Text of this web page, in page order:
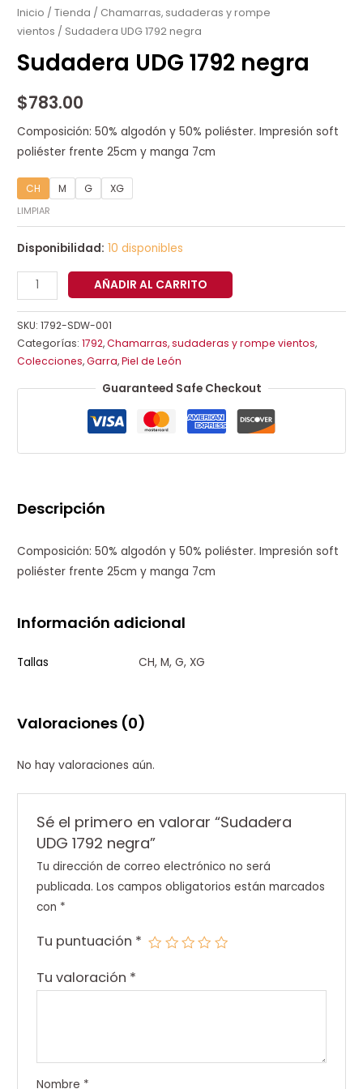
Inicio /Tienda / Chamarras, sudaderas y rompe
vientos / Sudadera UDG 1792 negra
Sudadera UDG 1792 negra
$783.00
Composición: 50% algodón y 50% poliéster. Impresión soft
poliéster frente 25cm y manga 7cm
CH M G XG
LIMPIAR
Disponibilidad: 10 disponibles
1792
negra
cantidad
AÑADIR AL CARRITO
SKU:1792-SDW-001
Categorías:1792,Chamarras, sudaderas y rompe vientos,
Colecciones,Garra,Piel de León
Guaranteed Safe Checkout
Descripción
Composición: 50% algodón y 50% poliéster. Impresión soft
poliéster frente 25cm y manga 7cm
Información adicional
Tallas CH, M, G, XG
Valoraciones (0)
No hay valoraciones aún.
Sé el primero en valorar “Sudadera
UDG 1792 negra”
Tu dirección de correo electrónico no será
publicada. Los campos obligatorios están marcados
con *
Tu puntuación *
Tu valoración *
Nombre *